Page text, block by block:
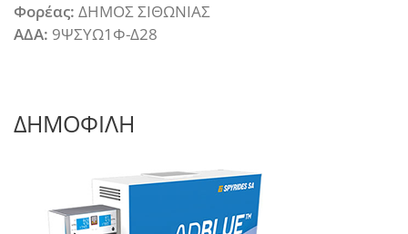
Φορέας: ΔΗΜΟΣ ΣΙΘΩΝΙΑΣ
ΑΔΑ: 9ΨΣΥΩ1Φ-Δ28
ΔΗΜΟΦΙΛΗ